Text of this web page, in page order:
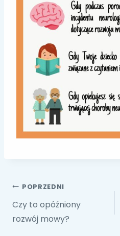
Nawigacja
wpisu
POPRZEDNI
Czy to opóźniony
rozwój mowy?